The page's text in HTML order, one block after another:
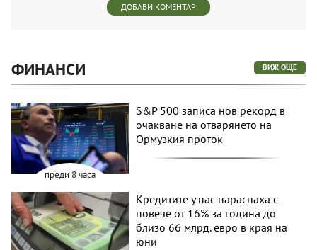
ДОБАВИ КОМЕНТАР
ФИНАНСИ ВИЖ ОЩЕ
преди 8 часа
S&P 500 записа нов рекорд в
очакване на отварянето на
Ормузкия проток
Кредитите у нас нараснаха с
повече от 16% за година до
близо 66 млрд. евро в края на
юни